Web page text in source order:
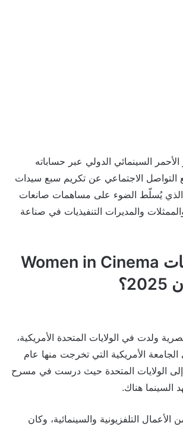
السينمائي الدولي عبر حساباته
التواصل الاجتماعي عن تكريم سبع سيدات
الذي يُسلّط الضوء على مساهمات صانعات
والمديرات التنفيذيات في صناعة
من هن نجمات Women in Cinema
ولدت في الولايات المتحدة الأمريكية،
الأمريكية التي تخرجت منها عام
إلى الولايات المتحدة حيث درست في مسرح
السينما هناك.
التلفزيونية والسينمائية، وكان